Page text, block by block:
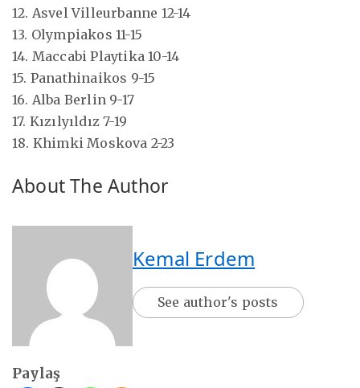
12. Asvel Villeurbanne 12-14
13. Olympiakos 11-15
14. Maccabi Playtika 10-14
15. Panathinaikos 9-15
16. Alba Berlin 9-17
17. Kızılyıldız 7-19
18. Khimki Moskova 2-23
About The Author
Kemal Erdem
See author's posts
Paylaş